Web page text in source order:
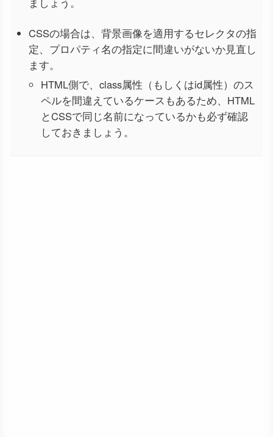
CSSの場合は、背景画像を適用するセレクタの指
定、プロパティ名の指定に間違いがないか見直し
ます。
HTML側で、class属性（もしくはid属性）のス
ペルを間違えているケースもあるため、HTML
とCSSで同じ名前になっているかも必ず確認
しておきましょう。